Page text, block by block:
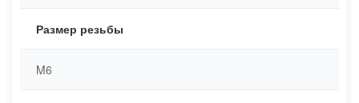
Размер резьбы
M6